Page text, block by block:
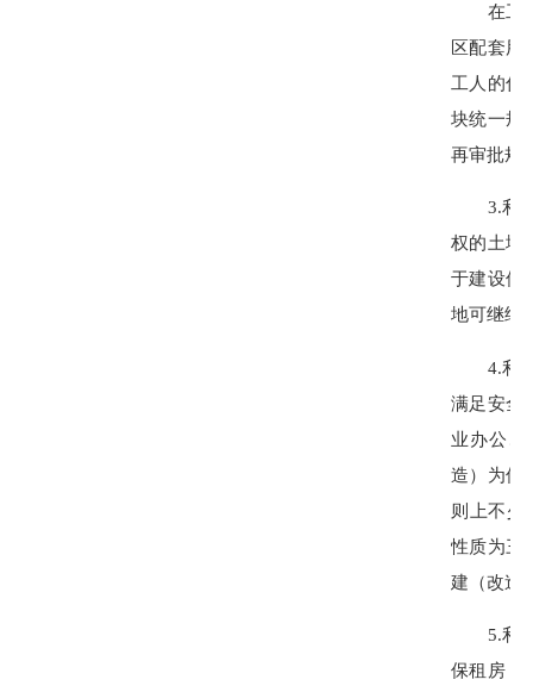
在工业
区配套用
工人的住
块统一规
再审批规
3.利用
权的土地
于建设保
地可继续
4.利用
满足安全
业办公、
造）为保
则上不少
性质为三
建（改造
5.利用
保租房；